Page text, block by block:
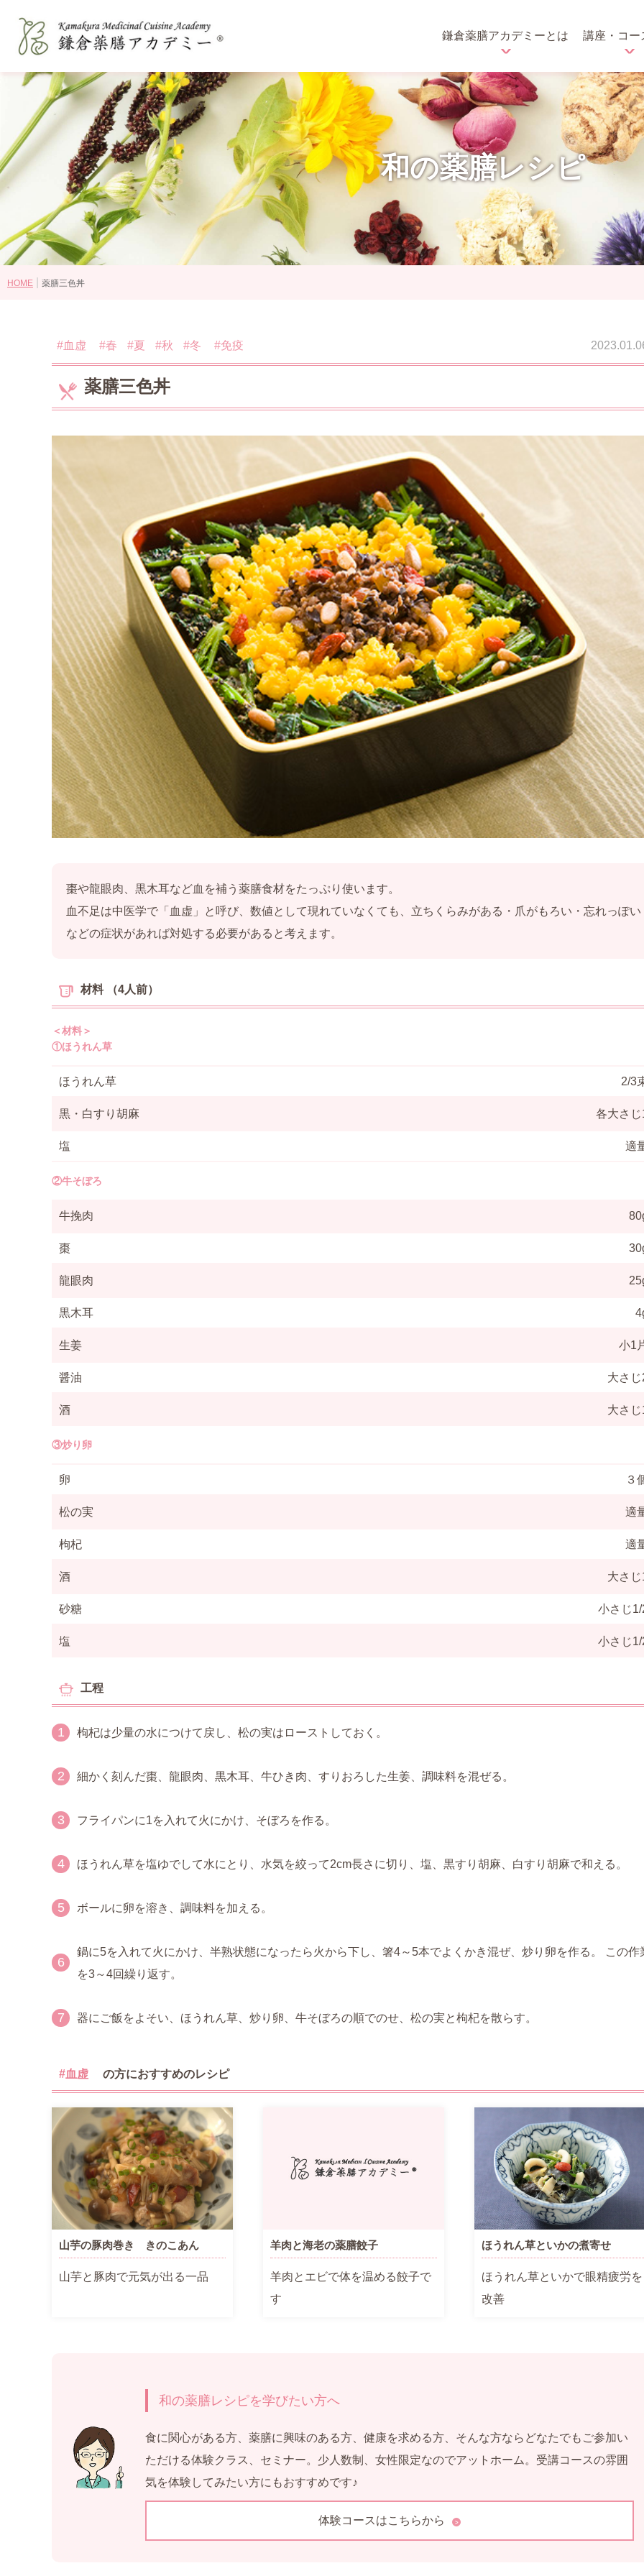
鎌倉薬膳アカデミーとは
コースの選び方
講師紹介
認定資格・ライセンス認定教室
受講生の感想
卒業後の進路
中医薬膳営養師コース
薬膳ベーシッククラス
プライベートレッスン
1day体験コース
和の薬膳®クラス
山内メソッドセミナー
特別講座
ご利用案内
アクセス
よくある質問
お仕事のご依頼
資料請求・お問合せ
薬膳を知る
薬膳コラム(miyaka)
鎌倉薬膳アカデミーとは 講座・コー
和の薬膳レシピ
HOME 薬膳三色丼
#血虚 #春 #夏 #秋 #冬 #免疫
薬膳三色丼
棗や龍眼肉、黒木耳など血を補う薬膳食材をたっぷり使います。
血不足は中医学で「血虚」と呼び、数値として現れていなくても、立ちくらみがある・爪がもろい・忘れっぽい
などの症状があれば対処する必要があると考えます。
材料 （4人前）
＜材料＞
①ほうれん草
ほうれん草 2/3
黒・白すり胡麻 各大さじ
塩 適
②牛そぼろ
牛挽肉
棗
龍眼肉
黒木耳
生姜 小1
醤油 大さじ
酒 大さじ
③炒り卵
卵 ３
松の実 適
枸杞 適
酒 大さじ
砂糖 小さじ1/
塩 小さじ1/
工程
1 枸杞は少量の水につけて戻し、松の実はローストしておく。
2 細かく刻んだ棗、龍眼肉、黒木耳、牛ひき肉、すりおろした生姜、調味料を混ぜる。
3 フライパンに1を入れて火にかけ、そぼろを作る。
4 ほうれん草を塩ゆでして水にとり、水気を絞って2cm長さに切り、塩、黒すり胡麻、白すり胡麻で和える。
5 ボールに卵を溶き、調味料を加える。
6
鍋に5を入れて火にかけ、半熟状態になったら火から下し、箸4～5本でよくかき混ぜ、炒り卵を作る。 この作
を3～4回繰り返す。
7 器にご飯をよそい、ほうれん草、炒り卵、牛そぼろの順でのせ、松の実と枸杞を散らす。
#血虚 の方におすすめのレシピ
山芋の豚肉巻き きのこあん
山芋と豚肉で元気が出る一品
羊肉と海老の薬膳餃子
羊肉とエビで体を温める餃子で
す
ほうれん草といかの煮寄せ
ほうれん草といかで眼精疲労を
改善
和の薬膳レシピを学びたい方へ
食に関心がある方、薬膳に興味のある方、健康を求める方、そんな方ならどなたでもご参加い
ただける体験クラス、セミナー。少人数制、女性限定なのでアットホーム。受講コースの雰囲
気を体験してみたい方にもおすすめです♪
体験コースはこちらから >